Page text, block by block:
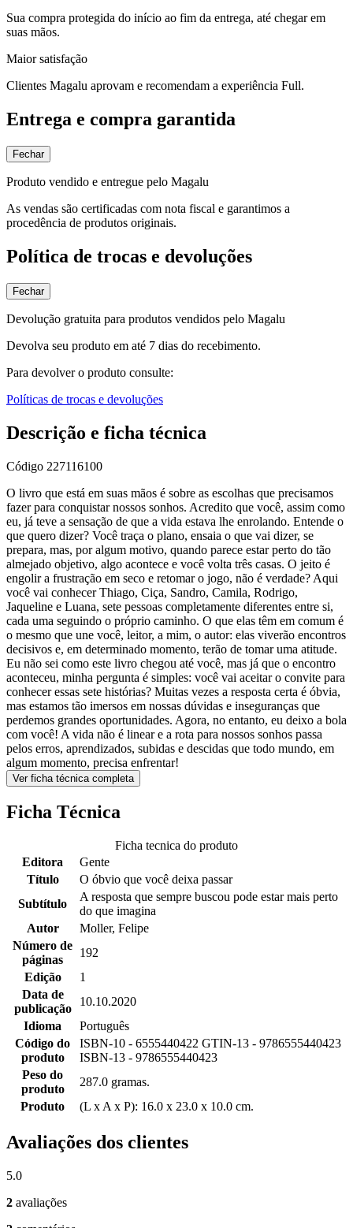
Sua compra protegida do início ao fim da entrega, até chegar em
suas mãos.
Maior satisfação
Clientes Magalu aprovam e recomendam a experiência Full.
Entrega e compra garantida
Fechar
Produto vendido e entregue pelo Magalu
As vendas são certificadas com nota fiscal e garantimos a
procedência de produtos originais.
Política de trocas e devoluções
Fechar
Devolução gratuita para produtos vendidos pelo Magalu
Devolva seu produto em até 7 dias do recebimento.
Para devolver o produto consulte:
Políticas de trocas e devoluções
Descrição e ficha técnica
Código 227116100
O livro que está em suas mãos é sobre as escolhas que precisamos
fazer para conquistar nossos sonhos. Acredito que você, assim como
eu, já teve a sensação de que a vida estava lhe enrolando. Entende o
que quero dizer? Você traça o plano, ensaia o que vai dizer, se
prepara, mas, por algum motivo, quando parece estar perto do tão
almejado objetivo, algo acontece e você volta três casas. O jeito é
engolir a frustração em seco e retomar o jogo, não é verdade? Aqui
você vai conhecer Thiago, Ciça, Sandro, Camila, Rodrigo,
Jaqueline e Luana, sete pessoas completamente diferentes entre si,
cada uma seguindo o próprio caminho. O que elas têm em comum é
o mesmo que une você, leitor, a mim, o autor: elas viverão encontros
decisivos e, em determinado momento, terão de tomar uma atitude.
Eu não sei como este livro chegou até você, mas já que o encontro
aconteceu, minha pergunta é simples: você vai aceitar o convite para
conhecer essas sete histórias? Muitas vezes a resposta certa é óbvia,
mas estamos tão imersos em nossas dúvidas e inseguranças que
perdemos grandes oportunidades. Agora, no entanto, eu deixo a bola
com você! A vida não é linear e a rota para nossos sonhos passa
pelos erros, aprendizados, subidas e descidas que todo mundo, em
algum momento, precisa enfrentar!
Ver ficha técnica completa
Ficha Técnica
Ficha tecnica do produto
Editora
Gente
Título
O óbvio que você deixa passar
Subtítulo
A resposta que sempre buscou pode estar mais perto
do que imagina
Autor
Moller, Felipe
Número de
páginas
192
Edição
1
Data de
publicação
10.10.2020
Idioma
Português
Código do
produto
ISBN-10 - 6555440422 GTIN-13 - 9786555440423
ISBN-13 - 9786555440423
Peso do
produto
287.0 gramas.
Produto
(L x A x P): 16.0 x 23.0 x 10.0 cm.
Avaliações dos clientes
5.0
2 avaliações